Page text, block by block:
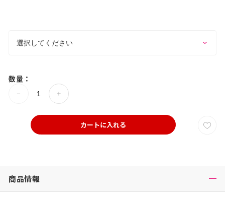
数量：
カートに入れる
商品情報